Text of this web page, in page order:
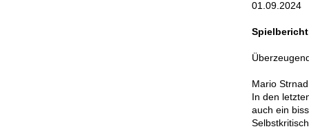
01.09.2024
Mario
In den
auch ein